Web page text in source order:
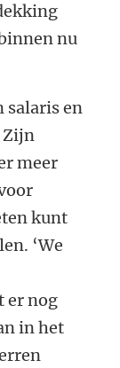
nu
salaris en
Zijn
meer
kunt
‘We
er nog
in het